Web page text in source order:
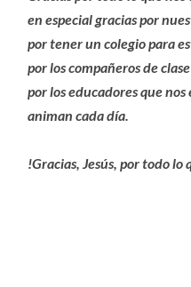
en especial gracias por
por tener un colegio para
por los compañeros de
por los educadores que
animan cada día.
!Gracias, Jesús, por todo lo